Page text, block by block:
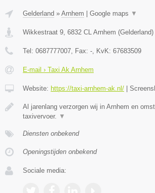
Gelderland » Arnhem | Google maps ▼
Wikkestraat 9 6832 CL Arnhem (Gelderland)
Tel: 0687777007 , Fax: - , KvK: 67683509
E-mail › Taxi Ak Arnhem
Website: https://taxi-arnhem-ak.nl/ |
Al jarenlang verzorgen wij in Arnhem en
taxivervoer.
▼
Diensten onbekend
Openingstijden onbekend
Sociale media: